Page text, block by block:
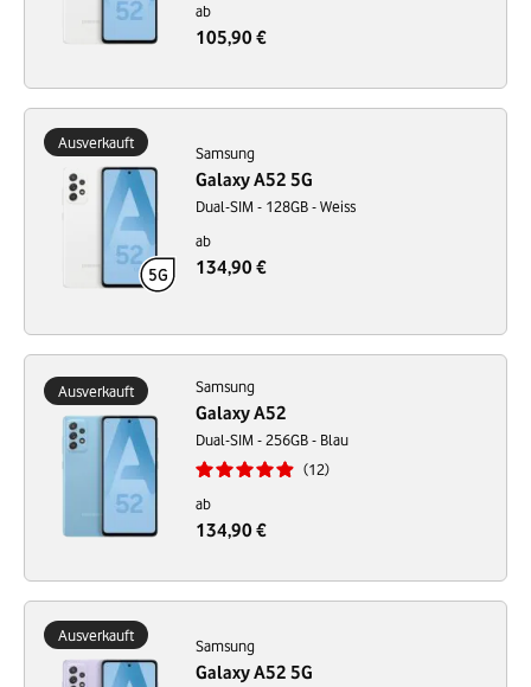
ab
105,90 €
Ausverkauft
Samsung
Galaxy A52 5G
Dual-SIM - 128GB - Weiss
ab
134,90 €
Ausverkauft Samsung
Galaxy A52
Dual-SIM - 256GB - Blau
12
ab
134,90 €
Ausverkauft
Samsung
Galaxy A52 5G